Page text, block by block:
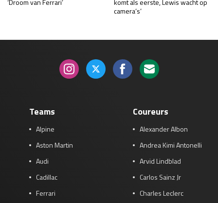
‘Droom van Ferrari’
komt als eerste, Lewis wacht op
camera’s’
Teams
Alpine
Aston Martin
Audi
Cadillac
Ferrari
Coureurs
Alexander Albon
Andrea Kimi Antonelli
Arvid Lindblad
Carlos Sainz Jr
Charles Leclerc